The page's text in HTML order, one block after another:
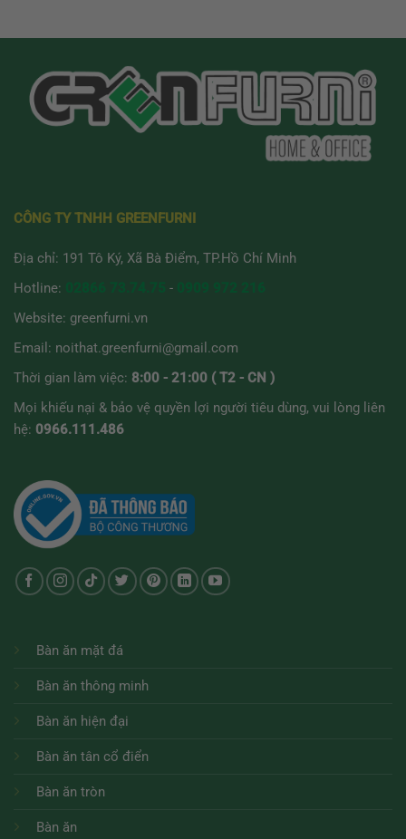
CÔNG TY TNHH GREENFURNI
Địa chỉ: 191 Tô Ký, Xã Bà Điểm, TP.Hồ Chí Minh
Hotline:
-
Website: greenfurni.vn
Email: noithat.greenfurni@gmail.com
Thời gian làm việc: 8:00 - 21:00 ( T2 - CN )
Mọi khiếu nại & bảo vệ quyền lợi người tiêu dùng, vui lòng liên
hệ: 0966.111.486
Bàn ăn mặt đá
Bàn ăn thông minh
Bàn ăn hiện đại
Bàn ăn tân cổ điển
Bàn ăn tròn
Bàn ăn